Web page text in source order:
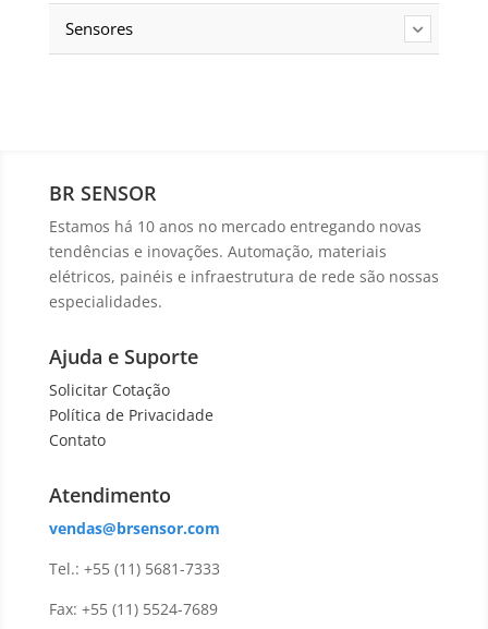
Sensores
BR SENSOR
Estamos há 10 anos no mercado entregando novas
tendências e inovações. Automação, materiais
elétricos, painéis e infraestrutura de rede são nossas
especialidades.
Ajuda e Suporte
Solicitar Cotação
Política de Privacidade
Contato
Atendimento
vendas@brsensor.com
Tel.: +55 (11) 5681-7333
Fax: +55 (11) 5524-7689